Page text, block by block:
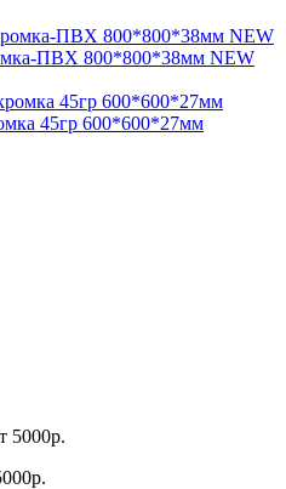
ПВХ 800*800*38мм NEW
45гр 600*600*27мм